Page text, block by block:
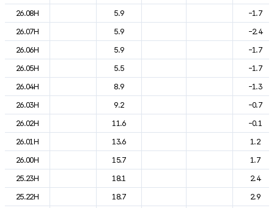
26.08H
5.9
-1.7
26.07H
5.9
-2.4
26.06H
5.9
-1.7
26.05H
5.5
-1.7
26.04H
8.9
-1.3
26.03H
9.2
-0.7
26.02H
11.6
-0.1
26.01H
13.6
1.2
26.00H
15.7
1.7
25.23H
18.1
2.4
25.22H
18.7
2.9